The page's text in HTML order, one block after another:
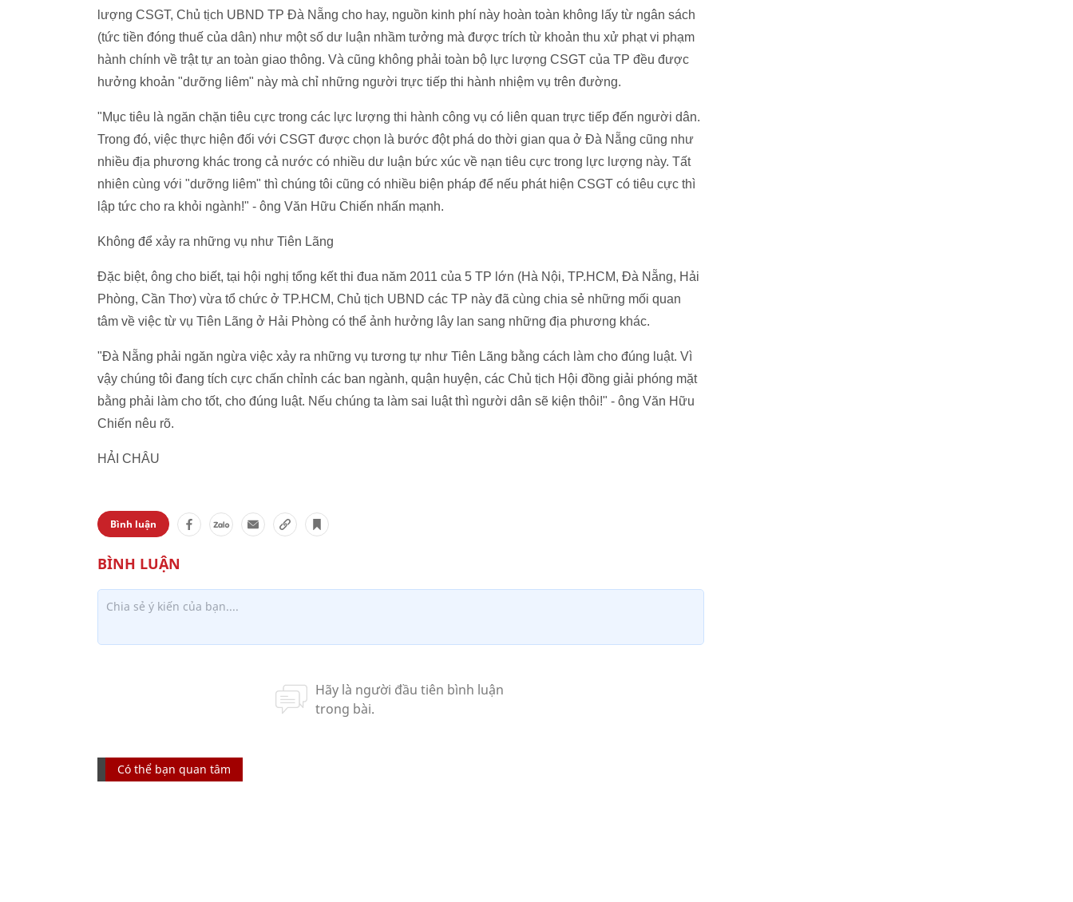
lượng CSGT, Chủ tịch UBND TP Đà Nẵng cho hay, nguồn kinh phí này hoàn toàn không lấy từ ngân sách
(tức tiền đóng thuế của dân) như một số dư luận nhầm tưởng mà được trích từ khoản thu xử phạt vi phạm
hành chính về trật tự an toàn giao thông. Và cũng không phải toàn bộ lực lượng CSGT của TP đều được
hưởng khoản "dưỡng liêm" này mà chỉ những người trực tiếp thi hành nhiệm vụ trên đường.
"Mục tiêu là ngăn chặn tiêu cực trong các lực lượng thi hành công vụ có liên quan trực tiếp đến người dân.
Trong đó, việc thực hiện đối với CSGT được chọn là bước đột phá do thời gian qua ở Đà Nẵng cũng như
nhiều địa phương khác trong cả nước có nhiều dư luận bức xúc về nạn tiêu cực trong lực lượng này. Tất
nhiên cùng với "dưỡng liêm" thì chúng tôi cũng có nhiều biện pháp để nếu phát hiện CSGT có tiêu cực thì
lập tức cho ra khỏi ngành!" - ông Văn Hữu Chiến nhấn mạnh.
Không để xảy ra những vụ như Tiên Lãng
Đặc biệt, ông cho biết, tại hội nghị tổng kết thi đua năm 2011 của 5 TP lớn (Hà Nội, TP.HCM, Đà Nẵng, Hải
Phòng, Cần Thơ) vừa tổ chức ở TP.HCM, Chủ tịch UBND các TP này đã cùng chia sẻ những mối quan
tâm về việc từ vụ Tiên Lãng ở Hải Phòng có thể ảnh hưởng lây lan sang những địa phương khác.
"Đà Nẵng phải ngăn ngừa việc xảy ra những vụ tương tự như Tiên Lãng bằng cách làm cho đúng luật. Vì
vậy chúng tôi đang tích cực chấn chỉnh các ban ngành, quận huyện, các Chủ tịch Hội đồng giải phóng mặt
bằng phải làm cho tốt, cho đúng luật. Nếu chúng ta làm sai luật thì người dân sẽ kiện thôi!" - ông Văn Hữu
Chiến nêu rõ.
HẢI CHÂU
Bình luận
Có thể bạn quan tâm